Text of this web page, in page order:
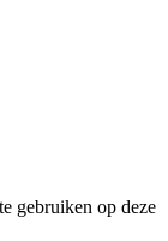
gebruiken op deze